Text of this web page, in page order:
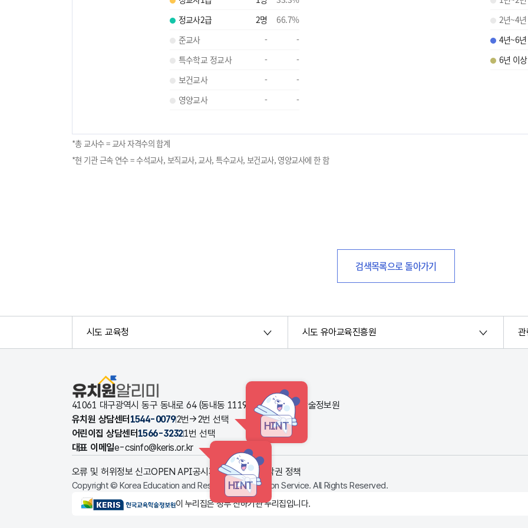
정교사2급
2명 66.7%
준교사
-
-
특수학교 정교사
-
-
보건교사
-
-
영양교사
- -
2년~4
4년~6
6년 이상
*총 교사수 = 교사 자격수의 합계
*현 기관 근속 연수 = 수석교사, 보직교사, 교사, 특수교사, 보건교사, 영양교사에 한 함
검색목록으로 돌아가기
시도 교육청 시도 유아교육진흥원
유치원알리미
41061 대구광역시 동구 동내로 64 (동내동 1119번지) 한국교육학술정보원
유치원 상담센터 1544-00792번→2번 선택
HINT
어린이집 상담센터 1566-32321번 선택
대표 이메일e-csinfo@keris.or.kr
HINT
오류 및 허위정보 신고OPEN API공시자료 다운로드저작권 정책
Copyright © Korea Education and Research Information Service. All Rights Reserved.
KERIS한국교육학술정보원이 누리집은 정부 산하기관 누리집입니다.